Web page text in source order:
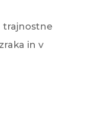
trajnostne
in v